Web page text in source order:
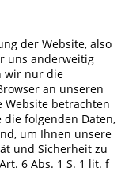
der Website, also
uns anderweitig
wir nur die
an unseren
Website betrachten
folgenden Daten,
um Ihnen unsere
und Sicherheit zu
6 Abs. 1 S. 1 lit. f